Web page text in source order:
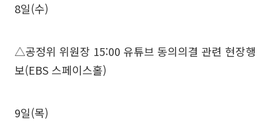
8일(수)
△공정위 위원장 15:00 유튜브 동의의결 관련 현장행
보(EBS 스페이스홀)
9일(목)